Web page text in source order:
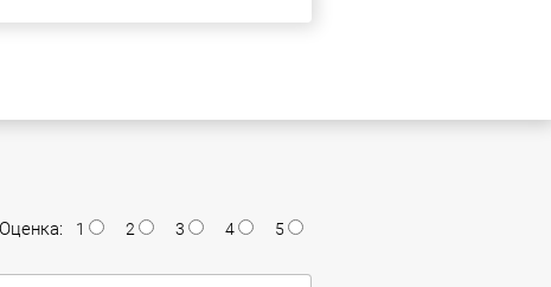
Оценка: 1 2 3 4 5